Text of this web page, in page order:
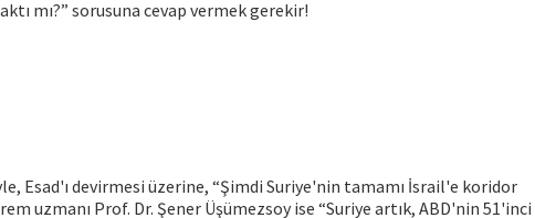
mı?” sorusuna cevap vermek gerekir!
Esad'ı devirmesi üzerine, “Şimdi Suriye'nin tamamı İsrail'e koridor
uzmanı Prof. Dr. Şener Üşümezsoy ise “Suriye artık, ABD'nin 51'inci